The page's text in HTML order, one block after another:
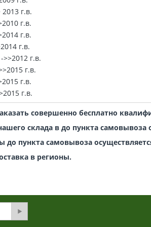
г.в.
г.в.
г.в.
г.в.
>>2012 г.в.
г.в.
г.в.
г.в.
совершенно бесплатно
склада в до пункта самовывоза
до пункта самовывоза
в регионы.